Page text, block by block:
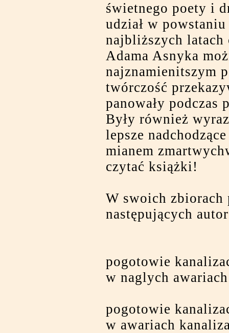
świetnego poety i
udział w
najbliższych latach
Adama Asnyka
najznamienitszym
twórczość
panowały podczas
Były również
lepsze
mianem
czytać książki!
W swoich zbiorach
następujących
pogotowie
w naglych awariach
pogotowie
w awariach